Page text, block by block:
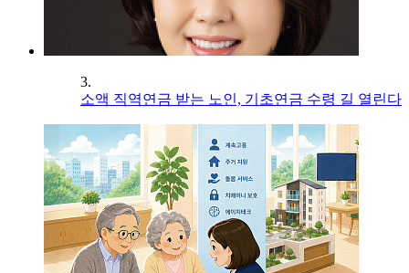
3.
소액 직역연금 받는 노인, 기초연금 수령 길 열린다